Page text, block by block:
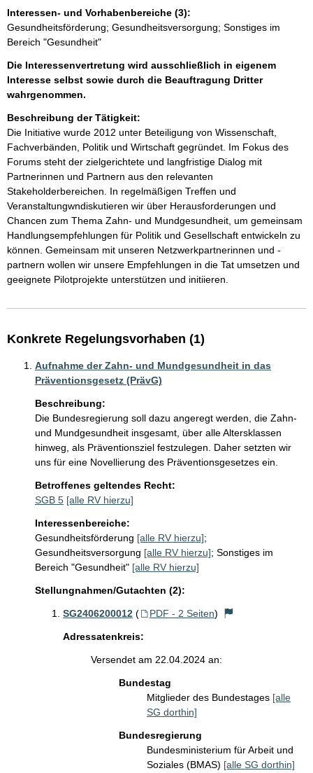
Interessen- und Vorhabenbereiche (3):
Gesundheitsförderung; Gesundheitsversorgung; Sonstiges im
Bereich "Gesundheit"
Die Interessenvertretung wird ausschließlich in eigenem
Interesse selbst sowie durch die Beauftragung Dritter
wahrgenommen.
Beschreibung der Tätigkeit:
Die Initiative wurde 2012 unter Beteiligung von Wissenschaft,
Fachverbänden, Politik und Wirtschaft gegründet. Im Fokus des
Forums steht der zielgerichtete und langfristige Dialog mit
Partnerinnen und Partnern aus den relevanten
Stakeholderbereichen. In regelmäßigen Treffen und
Veranstaltungwndiskutieren wir über Herausforderungen und
Chancen zum Thema Zahn- und Mundgesundheit, um gemeinsam
Handlungsempfehlungen für Politik und Gesellschaft entwickeln zu
können. Gemeinsam mit unseren Netzwerkpartnerinnen und -
partnern wollen wir unsere Empfehlungen in die Tat umsetzen und
geeignete Pilotprojekte unterstützen und initiieren.
Konkrete Regelungsvorhaben (1)
Aufnahme der Zahn- und Mundgesundheit in das
Präventionsgesetz (PrävG)
Beschreibung:
Die Bundesregierung soll dazu angeregt werden, die Zahn-
und Mundgesundheit insgesamt, über alle Altersklassen
hinweg, als Präventionsziel festzulegen. Daher setzten wir
uns für eine Novellierung des Präventionsgesetzes ein.
Betroffenes geltendes Recht:
SGB 5 [alle RV hierzu]
Interessenbereiche:
Gesundheitsförderung [alle RV hierzu];
Gesundheitsversorgung [alle RV hierzu]; Sonstiges im
Bereich "Gesundheit" [alle RV hierzu]
Stellungnahmen/Gutachten (2):
SG2406200012 ( PDF - 2 Seiten)
Adressatenkreis:
Versendet am 22.04.2024 an:
Bundestag
Mitglieder des Bundestages [alle
SG dorthin]
Bundesregierung
Bundesministerium für Arbeit und
Soziales (BMAS) [alle SG dorthin]